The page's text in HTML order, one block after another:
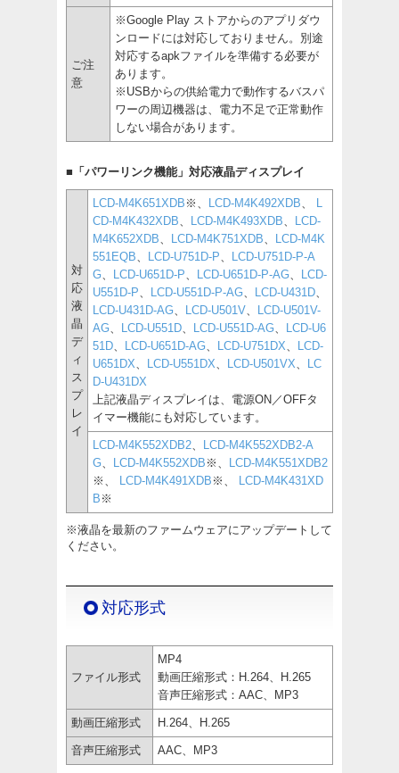
ご注
意
※Google Play ストアからのアプリダウ
ンロードには対応しておりません。別途
対応するapkファイルを準備する必要が
あります。
※USBからの供給電力で動作するバスパ
ワーの周辺機器は、電力不足で正常動作
しない場合があります。
■「パワーリンク機能」対応液晶ディスプレイ
対
応
液
晶
デ
ィ
ス
プ
レ
イ
LCD-M4K651XDB ※、 LCD-M4K492XDB
CD-M4K432XDB
LCD-M4K493XDB
LCD-
M4K652XDB
LCD-M4K751XDB
LCD-M4K
551EQB
LCD-U751D-P
LCD-U751D-P-A
G
LCD-U651D-P LCD-U651D-P-AG
LCD-
U551D-P
LCD-U551D-P-AG LCD-U431D
LCD-U431D-AG
LCD-U501V
LCD-U501V-
AG
LCD-U551D LCD-U551D-AG
LCD-U6
51D
LCD-U651D-AG LCD-U751DX
LCD-
U651DX
LCD-U551DX LCD-U501VX
LC
D-U431DX
上記液晶ディスプレイは、電源ON／OFFタ
イマー機能にも対応しています。
LCD-M4K552XDB2
LCD-M4K552XDB2-A
G
LCD-M4K552XDB ※、
LCD-M4K551XDB2
※、
LCD-M4K491XDB ※、
LCD-M4K431XD
B ※
※液晶を最新のファームウェアにアップデートして
ください。
対応形式
ファイル形式
MP4
動画圧縮形式：H.264、H.265
音声圧縮形式：AAC、MP3
動画圧縮形式 H.264、H.265
音声圧縮形式 AAC、MP3